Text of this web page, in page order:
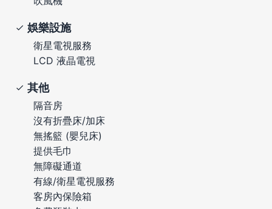
娛樂設施
衛星電視服務
LCD 液晶電視
其他
隔音房
沒有折疊床/加床
無搖籃 (嬰兒床)
提供毛巾
無障礙通道
有線/衛星電視服務
客房內保險箱